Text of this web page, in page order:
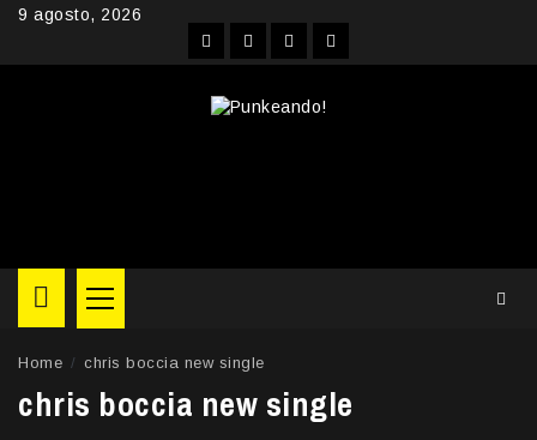
Skip9 agosto, 2026
FacebookInstagram
YouTubeTwitter
Primary
Menu
Home chris boccia new single
chris boccia new single